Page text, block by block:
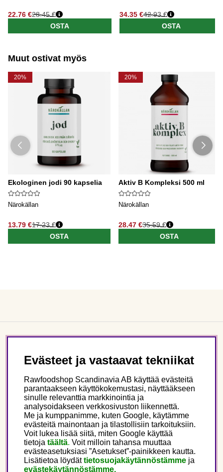
22.76 €
Normaali hinta
28.45 €
OSTA
34.35 €
Normaali hinta
42.93 €
OSTA
Muut ostivat myös
20%
Ekologinen jodi 90 kapselia
Närokällan
13.79 €17.23 €
OSTA
20%
Aktiv B Kompleksi 500 ml
Närokällan
28.47 €35.59 €
OSTA
Seuraa meitä
Tämä on Rawfoodshop
Finland
Evästeet ja vastaavat tekniikat
Rawfoodshop Scandinavia AB käyttää evästeitä
parantaakseen käyttökokemustasi, näyttääkseen
sinulle relevanttia markkinointia ja
analysoidakseen verkkosivuston liikennettä.
Me ja kumppanimme, kuten Google, käytämme
evästeitä mainontaan ja tilastollisiin tarkoituksiin.
Voit lukea lisää siitä, miten Google käyttää
tietoja täältä. Voit milloin tahansa muuttaa
evästeasetuksiasi ”Asetukset”-painikkeen kautta.
Lisätietoa löydättietosuojakäytännöstämme ja
evästekäytännöstämme.